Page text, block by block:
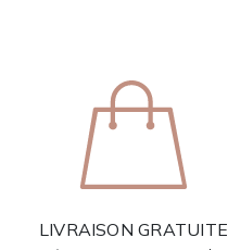
LIVRAISON GRATUITE